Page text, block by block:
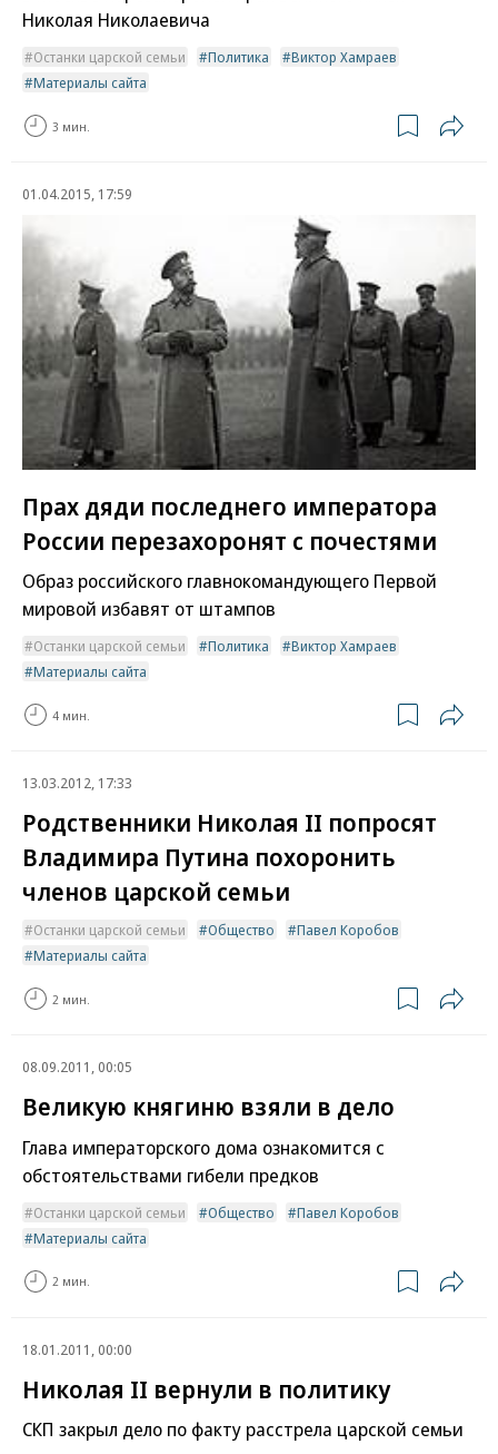
Николая Николаевича
Останки царской семьи Политика
Виктор Хамраев
Материалы сайта
3 мин.
01.04.2015, 17:59
Прах дяди последнего императора
России перезахоронят с почестями
Образ российского главнокомандующего Первой
мировой избавят от штампов
Останки царской семьи Политика
Виктор Хамраев
Материалы сайта
4 мин.
13.03.2012, 17:33
Родственники Николая II попросят
Владимира Путина похоронить
членов царской семьи
Останки царской семьи Общество
Павел Коробов
Материалы сайта
2 мин.
08.09.2011, 00:05
Великую княгиню взяли в дело
Глава императорского дома ознакомится с
обстоятельствами гибели предков
Останки царской семьи Общество
Павел Коробов
Материалы сайта
2 мин.
18.01.2011, 00:00
Николая II вернули в политику
СКП закрыл дело по факту расстрела царской семьи